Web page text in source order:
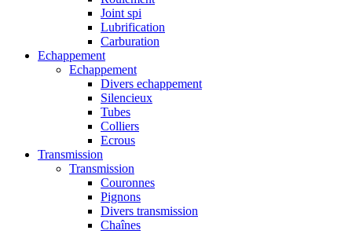
Joint spi
Lubrification
Carburation
Echappement
Echappement
Divers echappement
Silencieux
Tubes
Colliers
Ecrous
Transmission
Transmission
Couronnes
Pignons
Divers transmission
Chaînes